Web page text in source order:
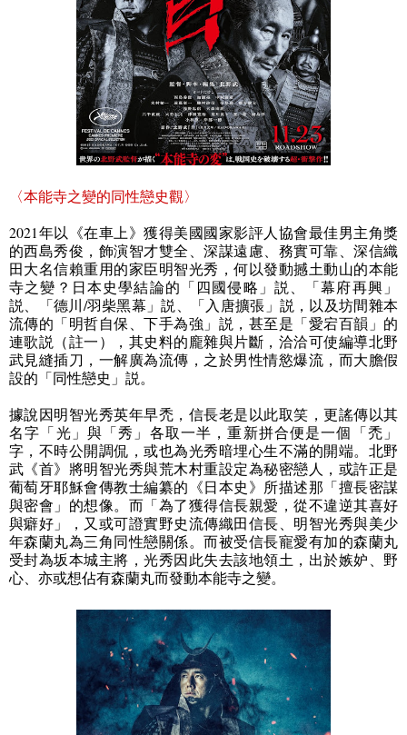
〈本能寺之變的同性戀史觀〉
2021年以《在車上》獲得美國國家影評人協會最佳男主角獎
的西島秀俊，飾演智才雙全、深謀遠慮、務實可靠、深信織
田大名信賴重用的家臣明智光秀，何以發動撼土動山的本能
寺之變？日本史學結論的「四國侵略」説、「幕府再興」
説、「德川/羽柴黑幕」説、「入唐擴張」説，以及坊間雜本
流傳的「明哲自保、下手為強」説，甚至是「愛宕百韻」的
連歌説（註一），其史料的龐雜與片斷，洽洽可使編導北野
武見縫插刀，一解廣為流傳，之於男性情慾爆流，而大膽假
設的「同性戀史」説。
據說因明智光秀英年早禿，信長老是以此取笑，更謠傳以其
名字「光」與「秀」各取一半，重新拼合便是一個「禿」
字，不時公開調侃，或也為光秀暗埋心生不滿的開端。北野
武《首》將明智光秀與荒木村重設定為秘密戀人，或許正是
葡萄牙耶穌會傳教士編纂的《日本史》所描述那「擅長密謀
與密會」的想像。而「為了獲得信長親愛，從不違逆其喜好
與癖好」，又或可證實野史流傳織田信長、明智光秀與美少
年森蘭丸為三角同性戀關係。而被受信長寵愛有加的森蘭丸
受封為坂本城主將，光秀因此失去該地領土，出於嫉妒、野
心、亦或想佔有森蘭丸而發動本能寺之變。